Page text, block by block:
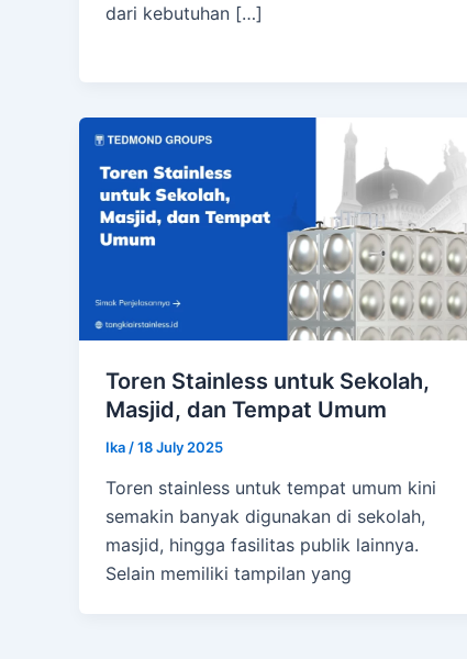
dari kebutuhan […]
Toren Stainless untuk Sekolah,
Masjid, dan Tempat Umum
Ika /18 July 2025
Toren stainless untuk tempat umum kini
semakin banyak digunakan di sekolah,
masjid, hingga fasilitas publik lainnya.
Selain memiliki tampilan yang